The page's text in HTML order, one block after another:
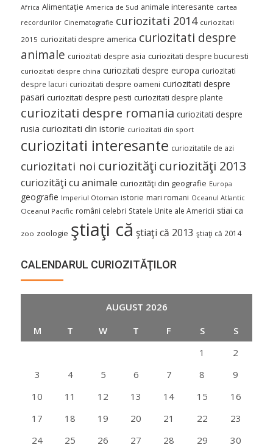
Africa Alimentaţie America de Sud animale interesante cartea
recordurilor Cinematografie curiozitati 2014 curiozitati
2015 curiozitati despre america curiozitati despre
animale curiozitati despre asia curiozitati despre bucuresti
curiozitati despre china curiozitati despre europa curiozitati
despre lacuri curiozitati despre oameni curiozitati despre
pasari curiozitati despre pesti curiozitati despre plante
curiozitati despre romania curiozitati despre
rusia curiozitati din istorie curiozitati din sport
curiozitati interesante curiozitatile de azi
curiozitati noi curiozităţi curiozităţi 2013
curiozităţi cu animale curiozităţi din geografie Europa
geografie Imperiul Otoman istorie mari romani Oceanul Atlantic
Oceanul Pacific români celebri Statele Unite ale Americii stiai ca
zoo zoologie ştiaţi că ştiaţi că 2013 ştiaţi că 2014
CALENDARUL CURIOZITĂŢILOR
AUGUST 2026
M
T W T F S
S
1
2
3
4 5 6 7 8
9
10
11 12 13 14 15
16
17
18 19 20 21 22
23
24
25 26 27 28 29 30